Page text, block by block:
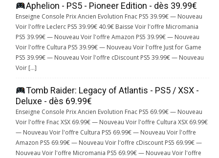
Aphelion - PS5 - Pioneer Edition - dès 39.99€
Enseigne Console Prix Ancien Evolution Fnac PS5 39.99€ — Nouveau
Voir l'offre Leclerc PS5 39.99€ 40.9€ Baisse Voir l'offre Micromania
PS5 39.99€ — Nouveau Voir l'offre Amazon PS5 39.99€ — Nouveau
Voir l'offre Cultura PS5 39.99€ — Nouveau Voir l'offre Just for Game
PS5 39.99€ — Nouveau Voir l'offre cDiscount PS5 39.99€ — Nouveau
Voir […]
Tomb Raider: Legacy of Atlantis - PS5 / XSX -
Deluxe - dès 69.99€
Enseigne Console Prix Ancien Evolution Fnac PS5 69.99€ — Nouveau
Voir l'offre Fnac XSX 69.99€ — Nouveau Voir l'offre Cultura XSX 69.99€
— Nouveau Voir l'offre Cultura PS5 69.99€ — Nouveau Voir l'offre
Amazon PS5 69.99€ — Nouveau Voir l'offre cDiscount PS5 69.99€ —
Nouveau Voir l'offre Micromania PS5 69.99€ — Nouveau Voir l'offre